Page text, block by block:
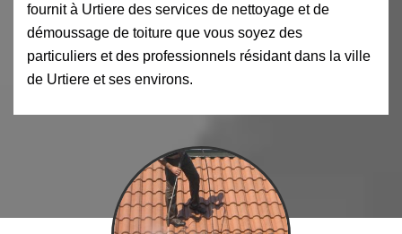
fournit à Urtiere des services de nettoyage et de
démoussage de toiture que vous soyez des
particuliers et des professionnels résidant dans la ville
de Urtiere et ses environs.